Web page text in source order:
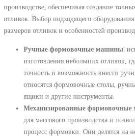
производстве, обеспечивая создание
отливок. Выбор подходящего оборудования
размеров отливок и особенностей
Ручные формовочные машины⁚
изготовления небольших отливок,
точность и возможность внести
относятся формовочные столы,
ящики и другие инструменты.
Механизированные
для массового производства и
процесс формовки. Они делятся на